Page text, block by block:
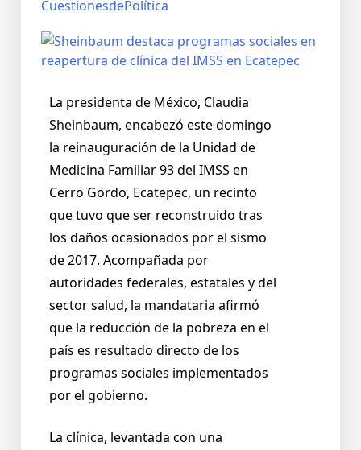
CuestionesdePolítica
La presidenta de México, Claudia
Sheinbaum, encabezó este domingo
la reinauguración de la Unidad de
Medicina Familiar 93 del IMSS en
Cerro Gordo, Ecatepec, un recinto
que tuvo que ser reconstruido tras
los daños ocasionados por el sismo
de 2017. Acompañada por
autoridades federales, estatales y del
sector salud, la mandataria afirmó
que la reducción de la pobreza en el
país es resultado directo de los
programas sociales implementados
por el gobierno.
La clínica, levantada con una